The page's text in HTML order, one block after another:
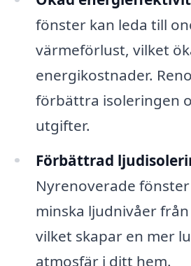
fönster kan leda till
värmeförlust, vilket
energikostnader.
förbättra isoleringen
utgifter.
Förbättrad
Nyrenoverade
minska ljudnivåer
vilket skapar en mer
atmosfär i ditt hem.